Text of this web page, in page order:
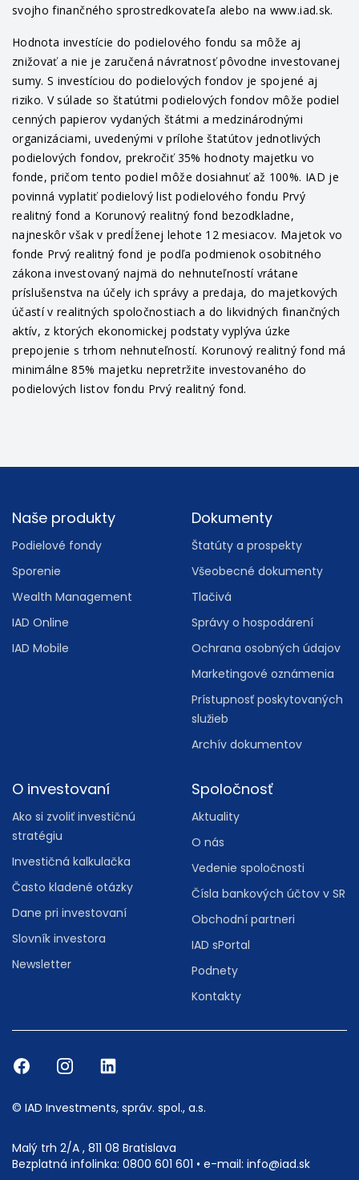
svojho finančného sprostredkovateľa alebo na www.iad.sk.
Hodnota investície do podielového fondu sa môže aj
znižovať a nie je zaručená návratnosť pôvodne investovanej
sumy. S investíciou do podielových fondov je spojené aj
riziko. V súlade so štatútmi podielových fondov môže podiel
cenných papierov vydaných štátmi a medzinárodnými
organizáciami, uvedenými v prílohe štatútov jednotlivých
podielových fondov, prekročiť 35% hodnoty majetku vo
fonde, pričom tento podiel môže dosiahnuť až 100%. IAD je
povinná vyplatiť podielový list podielového fondu Prvý
realitný fond a Korunový realitný fond bezodkladne,
najneskôr však v predĺženej lehote 12 mesiacov. Majetok vo
fonde Prvý realitný fond je podľa podmienok osobitného
zákona investovaný najmä do nehnuteľností vrátane
príslušenstva na účely ich správy a predaja, do majetkových
účastí v realitných spoločnostiach a do likvidných finančných
aktív, z ktorých ekonomickej podstaty vyplýva úzke
prepojenie s trhom nehnuteľností. Korunový realitný fond má
minimálne 85% majetku nepretržite investovaného do
podielových listov fondu Prvý realitný fond.
Footer
Naše produkty
Podielové fondy
Sporenie
Wealth Management
IAD Online
IAD Mobile
Dokumenty
Štatúty a prospekty
Všeobecné dokumenty
Tlačivá
Správy o hospodárení
Ochrana osobných údajov
Marketingové oznámenia
Prístupnosť poskytovaných
služieb
Archív dokumentov
O investovaní
Ako si zvoliť investičnú
stratégiu
Investičná kalkulačka
Často kladené otázky
Dane pri investovaní
Slovník investora
Newsletter
Spoločnosť
Aktuality
O nás
Vedenie spoločnosti
Čísla bankových účtov v SR
Obchodní partneri
IAD sPortal
Podnety
Kontakty
© IAD Investments, správ. spol., a.s.
Malý trh 2/A , 811 08 Bratislava
Bezplatná infolinka: 0800 601 601 • e-mail: info@iad.sk